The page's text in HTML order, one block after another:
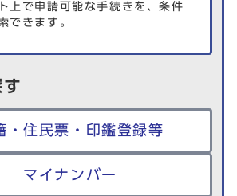
上で申請可能な手続きを、条件
できます。
・住民票・印鑑登録等
マイナンバー